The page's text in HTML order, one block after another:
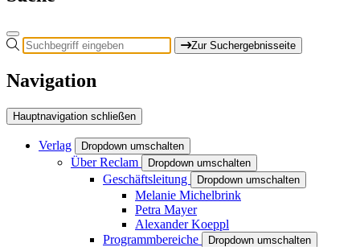
Zur Suchergebnisseite
Navigation
Hauptnavigation schließen
Verlag Dropdown umschalten
Über Reclam Dropdown umschalten
Geschäftsleitung Dropdown umschalten
Melanie Michelbrink
Petra Mayer
Alexander Koeppl
Programmbereiche
Dropdown umschalten